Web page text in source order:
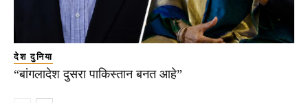
देश दुनिया
“बांगलादेश दुसरा पाकिस्तान बनत आहे”